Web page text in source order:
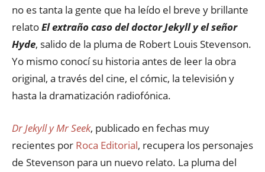
no es tanta la gente que ha leído el breve y brillante
relatoEl extraño caso del doctor Jekyll y el señor
Hyde, salido de la pluma de Robert Louis Stevenson.
Yo mismo conocí su historia antes de leer la obra
original, a través del cine, el cómic, la televisión y
hasta la dramatización radiofónica.
Dr Jekyll y Mr Seek, publicado en fechas muy
recientes por Roca Editorial, recupera los personajes
de Stevenson para un nuevo relato. La pluma del